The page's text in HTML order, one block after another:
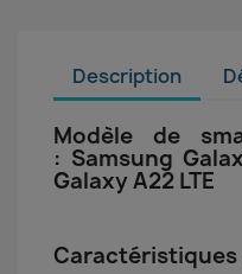
Description
Modèle de
: Samsung
Galaxy A22 LTE